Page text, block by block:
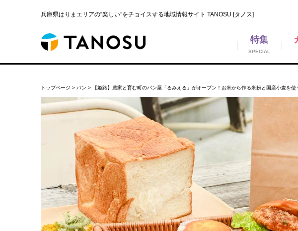
兵庫県はりまエリアの“楽しい”をチョイスする地域情報サイト TANOSU [タノス]
特集
SPECIAL
トップページ > パン > 【姫路】農家と育む町のパン屋「るみえる」がオープン！お米から作る米粉と国産小麦を使